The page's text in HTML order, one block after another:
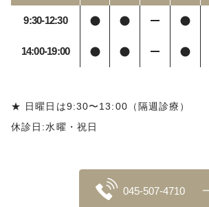
9:30-12:30
14:00-19:00
★ 日曜日は9:30〜13:00（隔週診療）
休診日:水曜・祝日
045-507-4710